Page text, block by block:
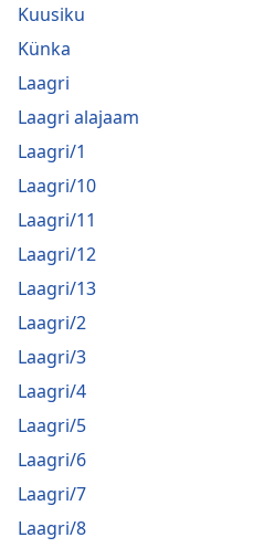
Kuusiku
Künka
Laagri
Laagri alajaam
Laagri/1
Laagri/10
Laagri/11
Laagri/12
Laagri/13
Laagri/2
Laagri/3
Laagri/4
Laagri/5
Laagri/6
Laagri/7
Laagri/8